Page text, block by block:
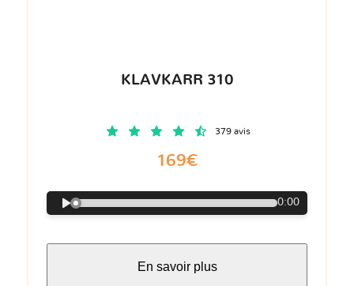
KLAVKARR 310
379 avis
169€
0:00
En savoir plus